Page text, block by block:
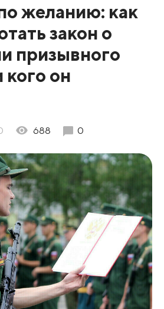
желанию: как
закон о
призывного
кого он
688 0